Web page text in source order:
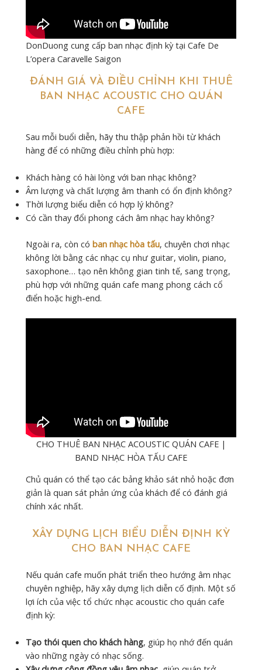
DonDuong cung cấp ban nhạc định kỳ tại Cafe De
L’opera Caravelle Saigon
ĐÁNH GIÁ VÀ ĐIỀU CHỈNH KHI THUÊ
BAN NHẠC ACOUSTIC CHO QUÁN
CAFE
Sau mỗi buổi diễn, hãy thu thập phản hồi từ khách
hàng để có những điều chỉnh phù hợp:
Khách hàng có hài lòng với ban nhạc không?
Âm lượng và chất lượng âm thanh có ổn định không?
Thời lượng biểu diễn có hợp lý không?
Có cần thay đổi phong cách âm nhạc hay không?
Ngoài ra, còn có ban nhạc hòa tấu, chuyên chơi nhạc
không lời bằng các nhạc cụ như guitar, violin, piano,
saxophone… tạo nên không gian tinh tế, sang trọng,
phù hợp với những quán cafe mang phong cách cổ
điển hoặc high-end.
CHO THUÊ BAN NHẠC ACOUSTIC QUÁN CAFE |
BAND NHẠC HÒA TẤU CAFE
Chủ quán có thể tạo các bảng khảo sát nhỏ hoặc đơn
giản là quan sát phản ứng của khách để có đánh giá
chính xác nhất.
XÂY DỰNG LỊCH BIỂU DIỄN ĐỊNH KỲ
CHO BAN NHẠC CAFE
Nếu quán cafe muốn phát triển theo hướng âm nhạc
chuyên nghiệp, hãy xây dựng lịch diễn cố định. Một số
lợi ích của việc tổ chức nhạc acoustic cho quán cafe
định kỳ:
Tạo thói quen cho khách hàng, giúp họ nhớ đến quán
vào những ngày có nhạc sống.